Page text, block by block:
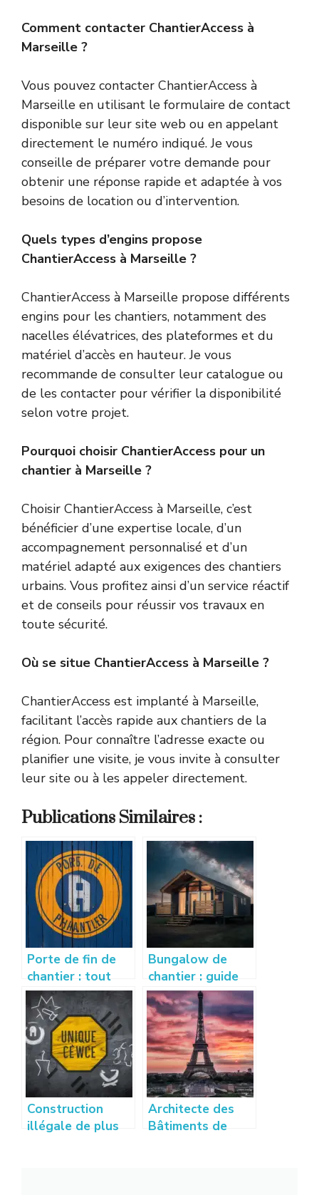
Comment contacter ChantierAccess à
Marseille ?
Vous pouvez contacter ChantierAccess à
Marseille en utilisant le formulaire de contact
disponible sur leur site web ou en appelant
directement le numéro indiqué. Je vous
conseille de préparer votre demande pour
obtenir une réponse rapide et adaptée à vos
besoins de location ou d’intervention.
Quels types d’engins propose
ChantierAccess à Marseille ?
ChantierAccess à Marseille propose différents
engins pour les chantiers, notamment des
nacelles élévatrices, des plateformes et du
matériel d’accès en hauteur. Je vous
recommande de consulter leur catalogue ou
de les contacter pour vérifier la disponibilité
selon votre projet.
Pourquoi choisir ChantierAccess pour un
chantier à Marseille ?
Choisir ChantierAccess à Marseille, c’est
bénéficier d’une expertise locale, d’un
accompagnement personnalisé et d’un
matériel adapté aux exigences des chantiers
urbains. Vous profitez ainsi d’un service réactif
et de conseils pour réussir vos travaux en
toute sécurité.
Où se situe ChantierAccess à Marseille ?
ChantierAccess est implanté à Marseille,
facilitant l’accès rapide aux chantiers de la
région. Pour connaître l’adresse exacte ou
planifier une visite, je vous invite à consulter
leur site ou à les appeler directement.
Publications Similaires :
Porte de fin de
chantier : tout
savoir sur son
utilité, normes et
installation
Bungalow de
chantier : guide
d’achat,
utilisations et
avantages
Construction
illégale de plus
Architecte des
Bâtiments de